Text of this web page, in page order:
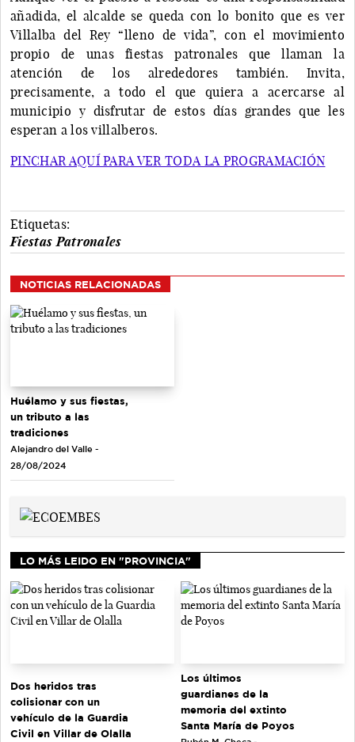
añadida, el alcalde se queda con lo bonito que es ver
Villalba del Rey “lleno de vida”, con el movimiento
propio de unas fiestas patronales que llaman la
atención de los alrededores también. Invita,
precisamente, a todo el que quiera a acercarse al
municipio y disfrutar de estos días grandes que les
esperan a los villalberos.
PINCHAR AQUÍ PARA VER TODA LA PROGRAMACIÓN
Etiquetas:
Fiestas Patronales
NOTICIAS RELACIONADAS
Huélamo y sus fiestas,
un tributo a las
tradiciones
Alejandro del Valle -
28/08/2024
LO MÁS LEIDO EN "PROVINCIA"
Dos heridos tras
colisionar con un
vehículo de la Guardia
Civil en Villar de Olalla
Los últimos
guardianes de la
memoria del extinto
Santa María de Poyos